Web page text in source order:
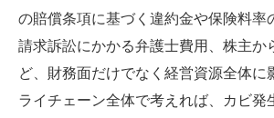
の賠償条項に基づく違約金や保険料率
請求訴訟にかかる弁護士費用、株主か
ど、財務面だけでなく経営資源全体に
ライチェーン全体で考えれば、カビ発